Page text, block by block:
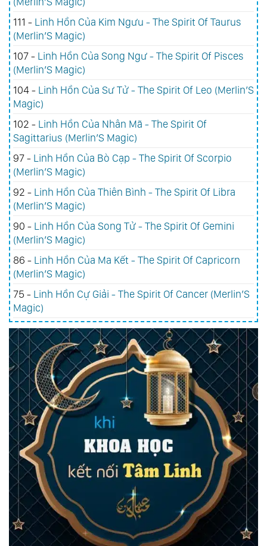
111 - Linh Hồn Của Kim Ngưu - The Spirit Of Taurus
(Merlin’S Magic)
107 - Linh Hồn Của Song Ngư - The Spirit Of Pisces
(Merlin’S Magic)
104 - Linh Hồn Của Sư Tử - The Spirit Of Leo (Merlin’S
Magic)
102 - Linh Hồn Của Nhân Mã - The Spirit Of
Sagittarius (Merlin’S Magic)
97 - Linh Hồn Của Bò Cạp - The Spirit Of Scorpio
(Merlin’S Magic)
92 - Linh Hồn Của Thiên Bình - The Spirit Of Libra
(Merlin’S Magic)
90 - Linh Hồn Của Song Tử - The Spirit Of Gemini
(Merlin’S Magic)
86 - Linh Hồn Của Ma Kết - The Spirit Of Capricorn
(Merlin’S Magic)
75 - Linh Hồn Cự Giải - The Spirit Of Cancer (Merlin’S
Magic)